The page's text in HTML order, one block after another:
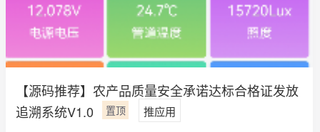
【源码推荐】农产品质量安全承诺达标合格证发放
追溯系统V1.0
置顶 推应用